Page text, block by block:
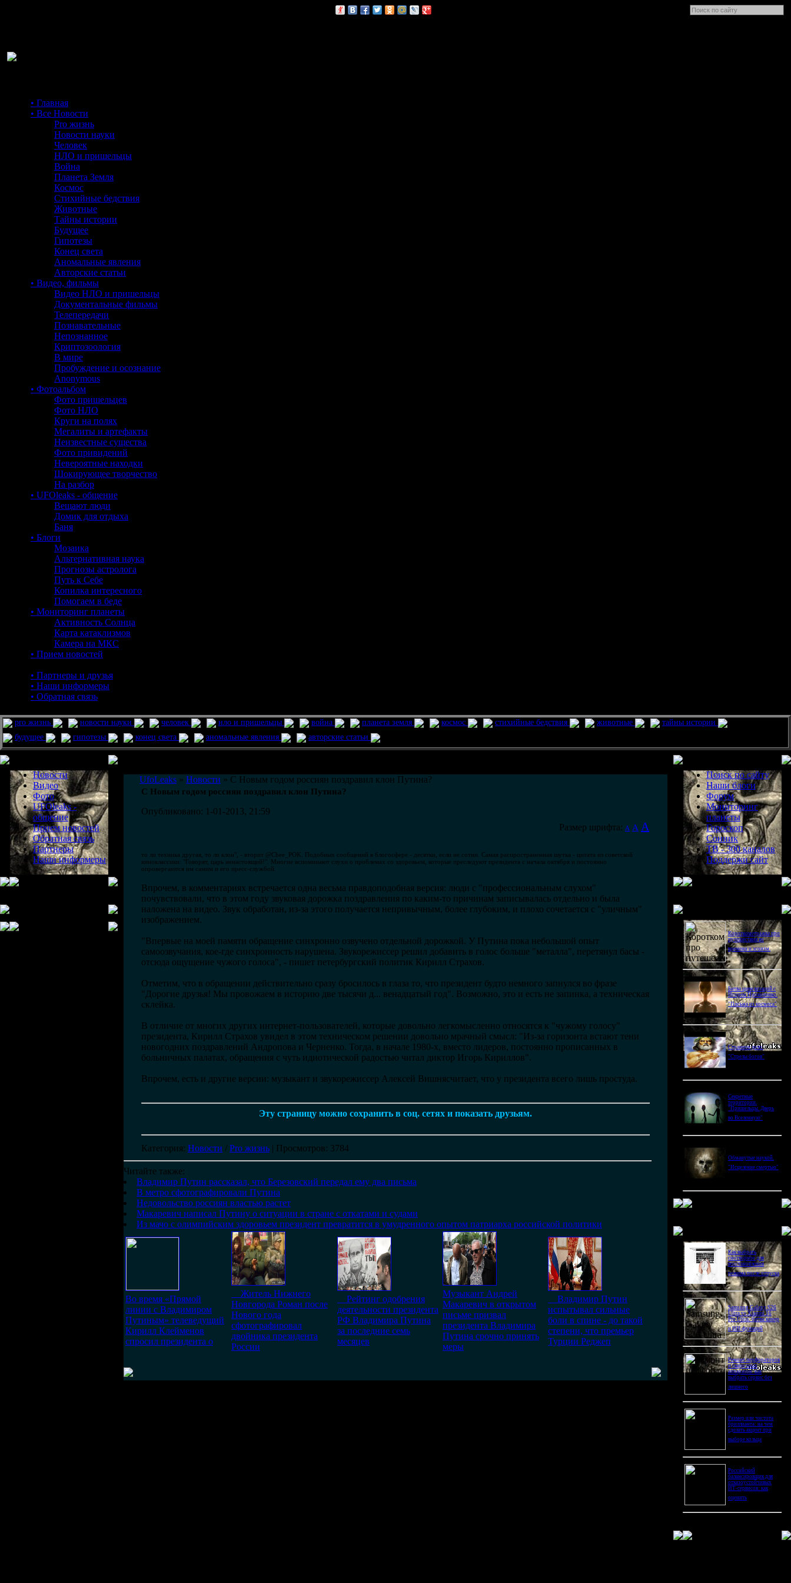
• Главная
• Все Новости
Pro жизнь
Новости науки
Человек
НЛО и пришельцы
Война
Планета Земля
Космос
Стихийные бедствия
Животные
Тайны истории
Будущее
Гипотезы
Конец света
Аномальные явления
Авторские статьи
• Видео, фильмы
Видео НЛО и пришельцы
Документальные фильмы
Телепередачи
Познавательные
Непознанное
Криптозоология
В мире
Пробуждение и осознание
Anonymous
• Фотоальбом
Фото пришельцев
Фото НЛО
Круги на полях
Мегалиты и артефакты
Неизвестные существа
Фото привидений
Невероятные находки
Шокирующее творчество
На разбор
• UFOleaks - общение
Вещают люди
Домик для отдыха
Баня
• Блоги
Мозаика
Альтернативная наука
Прогнозы астролога
Путь к Себе
Копилка интересного
Помогаем в беде
• Мониторинг планеты
Активность Солнца
Карта катаклизмов
Камера на МКС
• Прием новостей
• Партнеры и друзья
• Наши информеры
• Обратная связь
pro жизнь новости науки человек нло и пришельцы война планета земля космос стихийные бедствия животные
тайны истории
будущее
гипотезы конец света аномальные явления авторские статьи
Новости
Видео
Фото
UFOleaks -
общение
Прием новостей
Обратная связь
Партнеры
Наши информеры
UfoLeaks » Новости » С Новым годом россиян поздравил клон Путина?
С Новым годом россиян поздравил клон Путина?
Опубликовано: 1-01-2013, 21:59
Размер шрифта: A A A
то ли техника другая, то ли клон", - вторит @Chee_POK. Подобных сообщений в блогосфере - десятки, если не сотни. Самая распространенная шутка - цитата из советской
киноклассики: "Говорят, царь ненастоящий!". Многие вспоминают слухи о проблемах со здоровьем, которые преследуют президента с начала октября и постоянно
опровергаются им самим и его пресс-службой.
Впрочем, в комментариях встречается одна весьма правдоподобная версия: люди с "профессиональным слухом"
почувствовали, что в этом году звуковая дорожка поздравления по каким-то причинам записывалась отдельно и была
наложена на видео. Звук обработан, из-за этого получается непривычным, более глубоким, и плохо сочетается с "уличным"
изображением.
"Впервые на моей памяти обращение синхронно озвучено отдельной дорожкой. У Путина пока небольшой опыт
самоозвучания, кое-где синхронность нарушена. Звукорежиссер решил добавить в голос больше "металла", перетянул басы -
отсюда ощущение чужого голоса", - пишет петербургский политик Кирилл Страхов.
Отметим, что в обращении действительно сразу бросилось в глаза то, что президент будто немного запнулся во фразе
"Дорогие друзья! Мы провожаем в историю две тысячи д... венадцатый год". Возможно, это и есть не запинка, а техническая
склейка.
В отличие от многих других интернет-пользователей, которые довольно легкомысленно относятся к "чужому голосу"
президента, Кирилл Страхов увидел в этом техническом решении довольно мрачный смысл: "Из-за горизонта встают тени
новогодних поздравлений Андропова и Черненко. Тогда, в начале 1980-х, вместо лидеров, постоянно прописанных в
больничных палатах, обращения с чуть идиотической радостью читал диктор Игорь Кириллов".
Впрочем, есть и другие версии: музыкант и звукорежиссер Алексей Вишнясчитает, что у президента всего лишь простуда.
Эту страницу можно сохранить в соц. сетях и показать друзьям.
Категория: Новости / Pro жизнь | Просмотров: 3784
Читайте также:
Владимир Путин рассказал, что Березовский передал ему два письма
В метро сфотографировали Путина
Недовольство россиян властью растет
Макаревич написал Путину о ситуации в стране с откатами и судами
Из мачо с олимпийским здоровьем президент превратится в умудренного опытом патриарха российской политики
Во время «Прямой
линии с Владимиром
Путиным» телеведущий
Кирилл Клейменов
спросил президента о
Житель Нижнего
Новгорода Роман после
Нового года
сфотографировал
двойника президента
России
Рейтинг одобрения
деятельности президента
РФ Владимира Путина
за последние семь
месяцев
Музыкант Андрей
Макаревич в открытом
письме призвал
президента Владимира
Путина срочно принять
меры
Владимир Путин
испытывал сильные
боли в спине - до такой
степени, что премьер
Турции Реджеп
Поиск по сайту
Наши блоги
Форум
Мониторинг
планеты
Гороскоп
Сонник
ТВ - 300 каналов
Поддержи сайт
Короткометражка про
путешествия во
времени и эгоизм.
Битва цивилизаций с
Игорем Прокопенко.
"Письма из космоса"
Странное дело.
"Стрелы богов"
Секретные
территории.
"Пришельцы. Дверь
во Вселенную"
Обманутые наукой.
"Исцеление смертью"
Как выбрать
снотворное для
восстановления
режима после отпуска
Samsung Galaxy S26
Ultra vs Xiaomi 16
Pro Ultra: битва камер
и ИИ-функций
Ремонт перфораторов
и сварочных
аппаратов: как
выбрать сервис без
лишнего
Размер или чистота
бриллианта: на чем
сделать акцент при
выборе кольца
Российский
балансировщик для
отказоустойчивых
ИТ-сервисов: как
оценить